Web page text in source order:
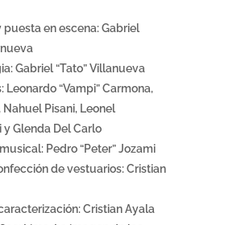
puesta en escena: Gabriel
Gabriel “Tato” Villanueva
Leonardo “Vampi” Carmona,
Nahuel Pisani, Leonel
y Glenda Del Carlo
Pedro “Peter” Jozami
de vestuarios: Cristian
Cristian Ayala